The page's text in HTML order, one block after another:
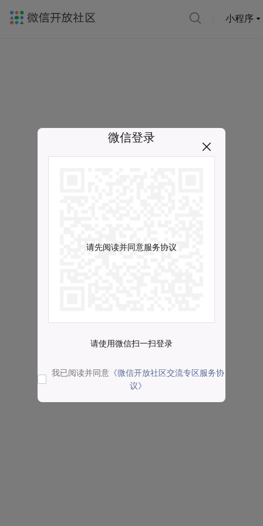
小程序
微信登录
请先阅读并同意服务协议
请使用微信扫一扫登录
我已阅读并同意 《微信开放社区交流专区服务协
议》